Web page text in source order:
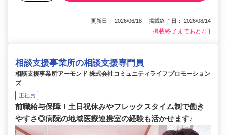
更新日： 2026/06/18 掲載終了日： 2026/08/14
掲載終了まであと7日
相談支援事業所の相談支援専門員
相談支援事業所アーモンド 株式会社コミュニティライフプロモーション
ズ
正社員
前職給与保障！土日祝休みやフレックスタイム制で働き
やすさ◎病院の地域医療連携室の経験も活かせます♪